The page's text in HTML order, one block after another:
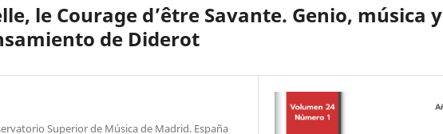
le Courage d’être Savante. Genio, música y
de Diderot
Superior de Música de Madrid. España